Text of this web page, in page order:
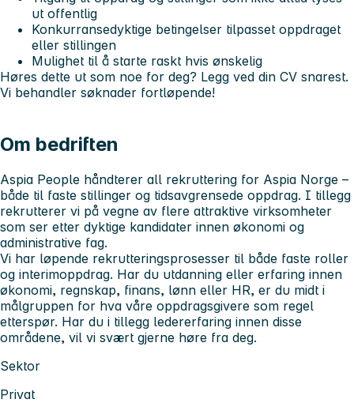
ut offentlig
Konkurransedyktige betingelser tilpasset oppdraget
eller stillingen
Mulighet til å starte raskt hvis ønskelig
Høres dette ut som noe for deg? Legg ved din CV snarest.
Vi behandler søknader fortløpende!
Om bedriften
Aspia People håndterer all rekruttering for Aspia Norge –
både til faste stillinger og tidsavgrensede oppdrag. I tillegg
rekrutterer vi på vegne av flere attraktive virksomheter
som ser etter dyktige kandidater innen økonomi og
administrative fag.
Vi har løpende rekrutteringsprosesser til både faste roller
og interimoppdrag. Har du utdanning eller erfaring innen
økonomi, regnskap, finans, lønn eller HR, er du midt i
målgruppen for hva våre oppdragsgivere som regel
etterspør. Har du i tillegg ledererfaring innen disse
områdene, vil vi svært gjerne høre fra deg.
Sektor
Privat